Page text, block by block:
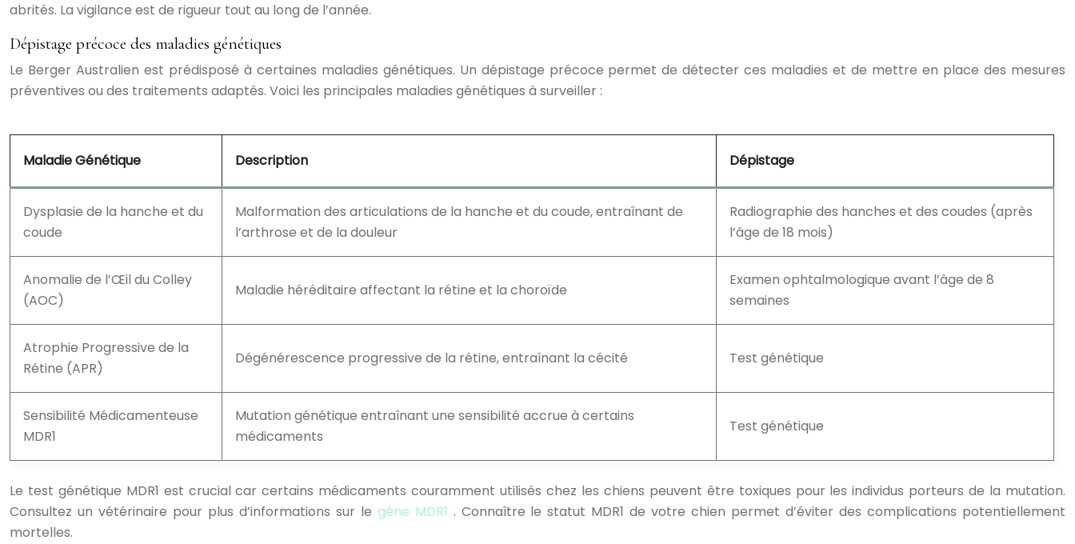
abrités. La vigilance est de rigueur tout au long de l’année.
Dépistage précoce des maladies génétiques
Le Berger Australien est prédisposé à certaines maladies génétiques. Un dépistage précoce permet de détecter ces maladies et de mettre en place des mesures
préventives ou des traitements adaptés. Voici les principales maladies génétiques à surveiller :
Maladie Génétique Description Dépistage
Dysplasie de la hanche et du
coude
Malformation des articulations de la hanche et du coude, entraînant de
l’arthrose et de la douleur
Radiographie des hanches et des coudes (après
l’âge de 18 mois)
Anomalie de l’Œil du Colley
(AOC)
Maladie héréditaire affectant la rétine et la choroïde
Examen ophtalmologique avant l’âge de 8
semaines
Atrophie Progressive de la
Rétine (APR)
Dégénérescence progressive de la rétine, entraînant la cécité Test génétique
Sensibilité Médicamenteuse
MDR1
Mutation génétique entraînant une sensibilité accrue à certains
médicaments
Test génétique
Le test génétique MDR1 est crucial car certains médicaments couramment utilisés chez les chiens peuvent être toxiques pour les individus porteurs de la mutation.
Consultez un vétérinaire pour plus d’informations sur le gène MDR1 . Connaître le statut MDR1 de votre chien permet d’éviter des complications potentiellement
mortelles.